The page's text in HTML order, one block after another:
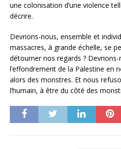
une colonisation d’une violence
décrire.
Devrions-nous, ensemble et
massacres, à grande échelle, se
détourner nos regards ?
l’effondrement de la Palestine en
alors des monstres. Et nous
l’humain, à être du côté des